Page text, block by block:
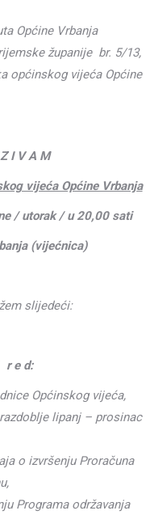
Općine Vrbanja
županije br. 5/13,
općinskog vijeća Općine
A M
vijeća Općine Vrbanja
/ utorak / u 20,00 sati
(vijećnica)
slijedeći:
r e d:
Općinskog vijeća,
lipanj – prosinac
o izvršenju Proračuna
Programa održavanja